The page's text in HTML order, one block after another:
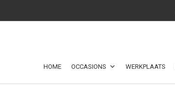
HOME OCCASIONS WERKPLAATS